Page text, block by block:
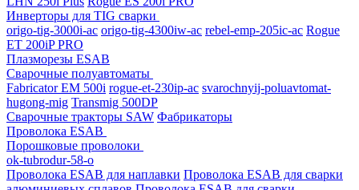
Инверторы для TIG сварки
origo-tig-3000i-ac origo-tig-4300iw-ac rebel-emp-205ic-ac Rogue
ET 200iP PRO
Плазморезы ESAB
Сварочные полуавтоматы
Fabricator EM 500i rogue-et-230ip-ac svarochnyij-poluavtomat-
hugong-mig Transmig 500DP
Сварочные тракторы SAW Фабрикаторы
Проволока ESAB
Порошковые проволоки
ok-tubrodur-58-o
Проволока ESAB для наплавки Проволока ESAB для сварки